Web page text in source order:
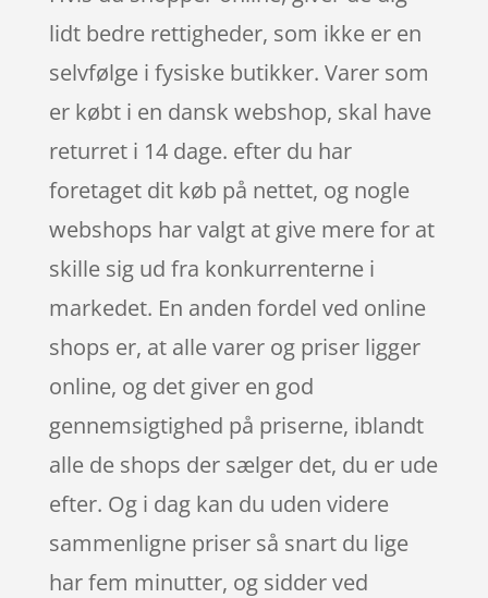
lidt bedre rettigheder, som ikke er en
selvfølge i fysiske butikker. Varer som
er købt i en dansk webshop, skal have
returret i 14 dage. efter du har
foretaget dit køb på nettet, og nogle
webshops har valgt at give mere for at
skille sig ud fra konkurrenterne i
markedet. En anden fordel ved online
shops er, at alle varer og priser ligger
online, og det giver en god
gennemsigtighed på priserne, iblandt
alle de shops der sælger det, du er ude
efter. Og i dag kan du uden videre
sammenligne priser så snart du lige
har fem minutter, og sidder ved